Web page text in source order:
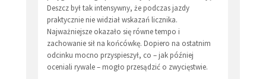
Deszcz był tak intensywny, że podczas jazdy
praktycznie nie widział wskazań licznika.
Najważniejsze okazało się równe tempo i
zachowanie sił na końcówkę. Dopiero na ostatnim
odcinku mocno przyspieszył, co – jak później
oceniali rywale – mogło przesądzić o zwycięstwie.